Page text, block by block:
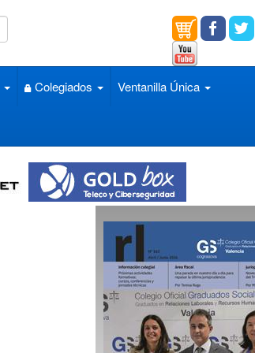
Colegiados Ventanilla Única